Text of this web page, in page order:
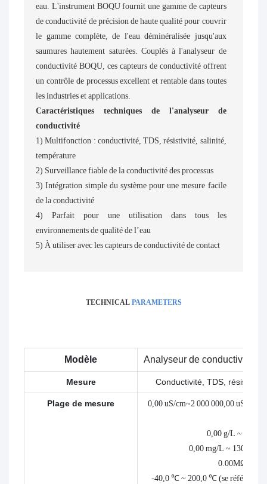
eau. L'instrument BOQU fournit une gamme de capteurs
de conductivité de précision de haute qualité pour couvrir
le gamme complète, de l'eau déminéralisée jusqu'aux
saumures hautement saturées. Couplés à l'analyseur de
conductivité BOQU, ces capteurs de conductivité offrent
un contrôle de processus excellent et rentable dans toutes
les industries et applications.
Caractéristiques techniques de l'analyseur de
conductivité
1) Multifonction : conductivité, TDS, résistivité, salinité,
température
2) Surveillance fiable de la conductivité des processus
3) Intégration simple du système pour une mesure facile
de la conductivité
4) Parfait pour une utilisation dans tous les
environnements de qualité de l’eau
5) À utiliser avec les capteurs de conductivité de contact
TECHNICAL PARAMETERS
Modèle Analyseur de conductivité
Mesure Conductivité, TDS,
Plage de mesure
0,00 uS/cm~2 000 000,00 uS/cm
0,00 g/L ~ 80,00
0,00 mg/L ~ 130
-40,0 ℃ ~ 200,0 ℃ (se référer à